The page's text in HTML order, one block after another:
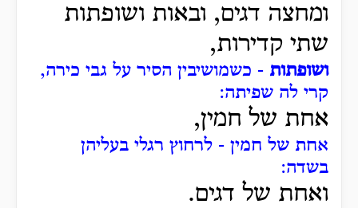
ומחצה דגים, ובאות ושופתות
שתי קדירות,
ושופתות - כשמושיבין הסיר על גבי כירה,
קרי לה שפיתה:
אחת של חמין,
אחת של חמין - לרחוץ רגלי בעליהן
בשדה:
ואחת של דגים.